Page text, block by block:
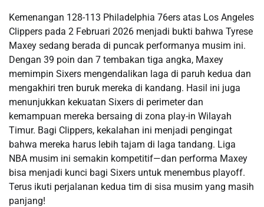
Kemenangan 128-113 Philadelphia 76ers atas Los Angeles
Clippers pada 2 Februari 2026 menjadi bukti bahwa Tyrese
Maxey sedang berada di puncak performanya musim ini.
Dengan 39 poin dan 7 tembakan tiga angka, Maxey
memimpin Sixers mengendalikan laga di paruh kedua dan
mengakhiri tren buruk mereka di kandang. Hasil ini juga
menunjukkan kekuatan Sixers di perimeter dan
kemampuan mereka bersaing di zona play-in Wilayah
Timur. Bagi Clippers, kekalahan ini menjadi pengingat
bahwa mereka harus lebih tajam di laga tandang. Liga
NBA musim ini semakin kompetitif—dan performa Maxey
bisa menjadi kunci bagi Sixers untuk menembus playoff.
Terus ikuti perjalanan kedua tim di sisa musim yang masih
panjang!